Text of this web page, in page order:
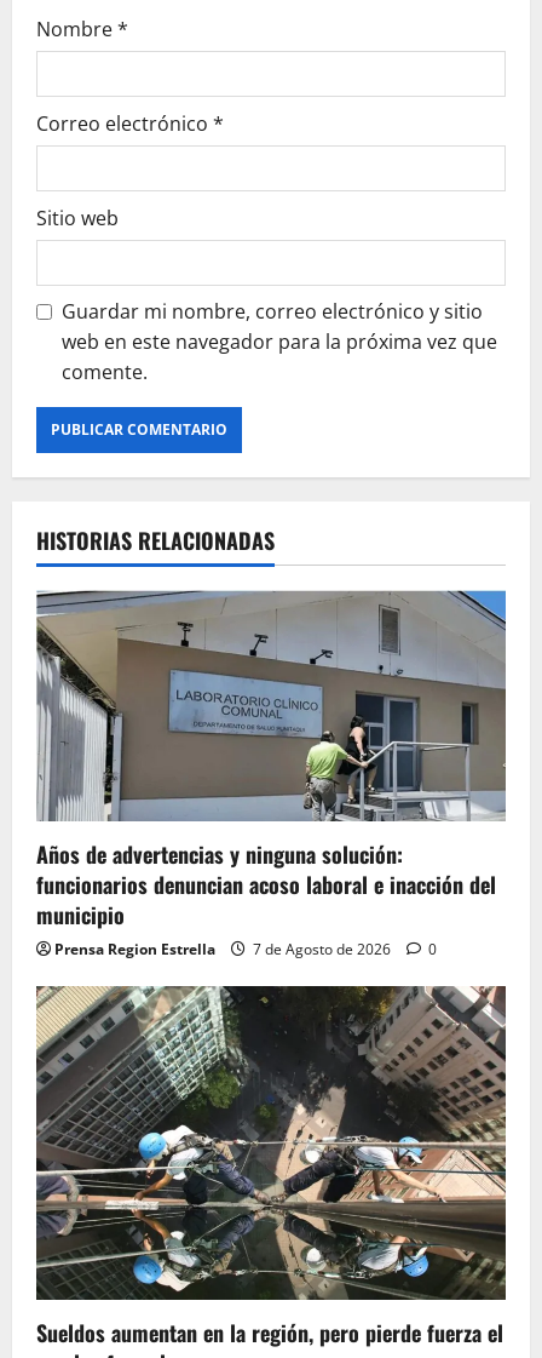
Nombre*
Correo electrónico *
Sitio web
Guardar mi nombre, correo electrónico y sitio
web en este navegador para la próxima vez que
comente.
HISTORIAS RELACIONADAS
Años de advertencias y ninguna solución:
funcionarios denuncian acoso laboral e inacción del
municipio
Prensa Region Estrella 7 de Agosto de 2026 0
Sueldos aumentan en la región, pero pierde fuerza el